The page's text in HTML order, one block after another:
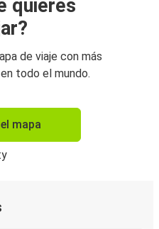
quieres
de viaje con más
todo el mundo.
mapa